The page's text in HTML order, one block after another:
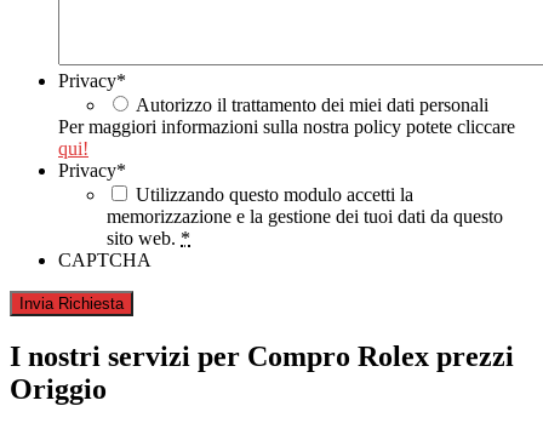
Privacy*
Autorizzo il trattamento dei miei dati personali
Per maggiori informazioni sulla nostra policy potete cliccare
qui!
Privacy*
Utilizzando questo modulo accetti la
memorizzazione e la gestione dei tuoi dati da questo
sito web. *
CAPTCHA
I nostri servizi per Compro Rolex prezzi
Origgio